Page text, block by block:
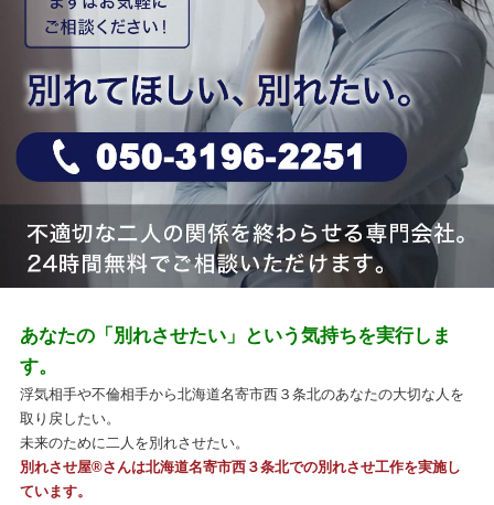
あなたの「別れさせたい」という気持ちを実行しま
す。
浮気相手や不倫相手から北海道名寄市西３条北のあなたの大切な人を
取り戻したい。
未来のために二人を別れさせたい。
別れさせ屋®さんは北海道名寄市西３条北での別れさせ工作を実施し
ています。